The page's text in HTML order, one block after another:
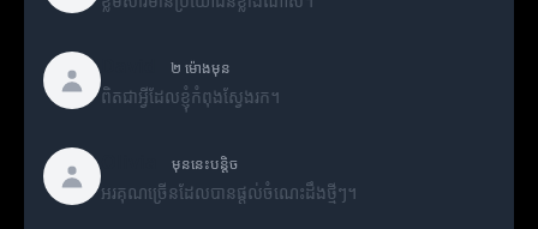
២ ម៉ោងមុន
ពិតជាអ្វីដែលខ្ញុំកំពុងស្វែងរក។
មុននេះបន្តិច
អរគុណច្រើនដែលបានផ្តល់ចំណេះដឹងថ្មីៗ។